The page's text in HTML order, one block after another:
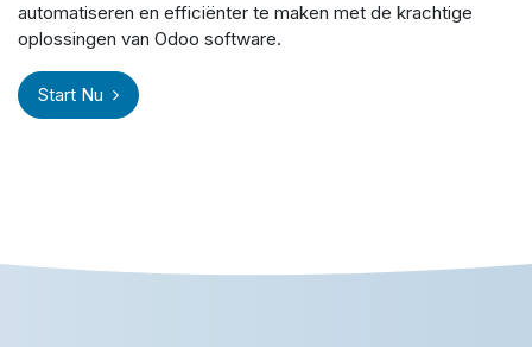
automatiseren en efficiënter te maken met de krachtige
oplossingen van Odoo software.
Start Nu